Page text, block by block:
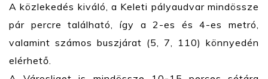
A közlekedés kiváló, a Keleti pályaudvar mindössze
pár percre található, így a 2-es és 4-es metró,
valamint számos buszjárat (5, 7, 110) könnyedén
elérhető.